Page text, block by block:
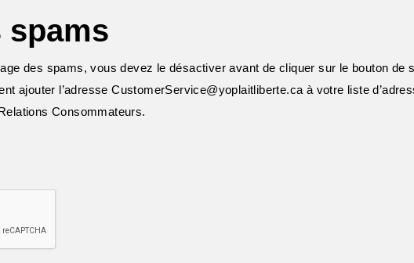
spams
des spams, vous devez le désactiver avant de cliquer sur le bouton de
ajouter l’adresse CustomerService@yoplaitliberte.ca à votre liste
Consommateurs.